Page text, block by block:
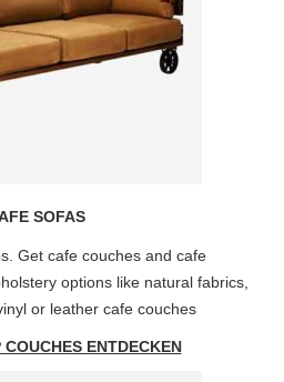
SOFAS
Get cafe couches and cafe
options like natural fabrics,
or leather cafe couches
ENTDECKEN